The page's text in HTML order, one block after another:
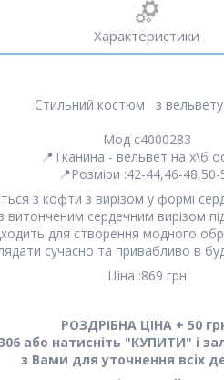
Характеристики
Стильний костюм з вельвету
Мод c4000283
📍Тканина - вельвет на х\б
📍Розміри :42-44,46-48,50-
з кофти з вирізом у формі
сердечним вирізом
для створення модного
сучасно та привабливо в
Ціна :869 грн
РОЗДРІБНА ЦІНА + 50
або натисніть "КУПИТИ" і
з Вами для уточнення всіх